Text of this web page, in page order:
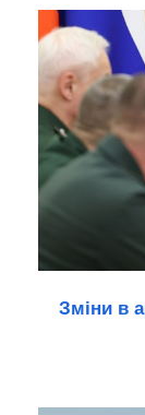
Зміни в